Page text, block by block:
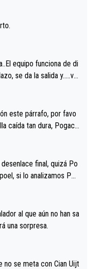
equipo funciona de di
se da la salida y…..ve
estos momentos tan
este párrafo, por favo
caída tan dura, Pogaca
increíble la forma en l
recordó."final, quizá Po
si lo analizamos Poj
dándose la
allá de los típicos toqu
Ahí hubo una in
con calzador en posi
el tour.
al que aún no han sa
nos dará una sorpresa.
meta con Cian Uijt